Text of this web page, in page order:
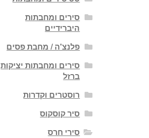
סירים ומחבתות
היברידיים
פלנצ'ה / מחבת פסים
סירים ומחבתות יציקות
ברזל
רוסטרים וקדרות
סיר קוסקוס
סירי חרס